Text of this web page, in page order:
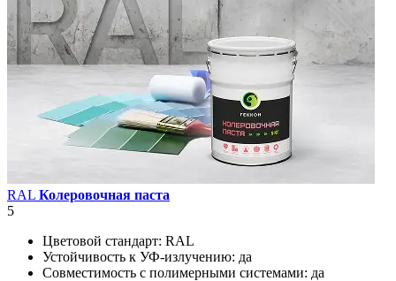
RAL Колеровочная паста
5
Цветовой стандарт: RAL
Устойчивость к УФ-излучению: да
Совместимость с полимерными системами: да